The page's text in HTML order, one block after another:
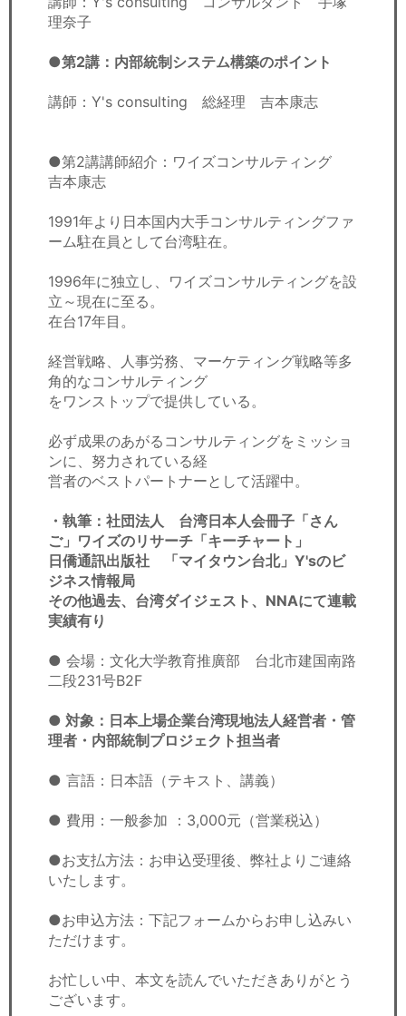
理奈子
●第2講：内部統制システム構築のポイント
講師：Y's consulting 総経理 吉本康志
●第2講講師紹介：ワイズコンサルティング
吉本康志
1991年より日本国内大手コンサルティングファ
ーム駐在員として台湾駐在。
1996年に独立し、ワイズコンサルティングを設
立～現在に至る。
在台17年目。
経営戦略、人事労務、マーケティング戦略等多
角的なコンサルティング
をワンストップで提供している。
必ず成果のあがるコンサルティングをミッショ
ンに、努力されている経
営者のベストパートナーとして活躍中。
・執筆：社団法人 台湾日本人会冊子「さん
ご」ワイズのリサーチ「キーチャート」
日僑通訊出版社 「マイタウン台北」Y'sのビ
ジネス情報局
その他過去、台湾ダイジェスト、NNAにて連載
実績有り
● 会場：文化大学教育推廣部 台北市建国南路
二段231号B2F
● 対象：日本上場企業台湾現地法人経営者・管
理者・内部統制プロジェクト担当者
● 言語：日本語（テキスト、講義）
● 費用：一般参加 ：3,000元（営業税込）
●お支払方法：お申込受理後、弊社よりご連絡
いたします。
●お申込方法：下記フォームからお申し込みい
ただけます。
お忙しい中、本文を読んでいただきありがとう
ございます。